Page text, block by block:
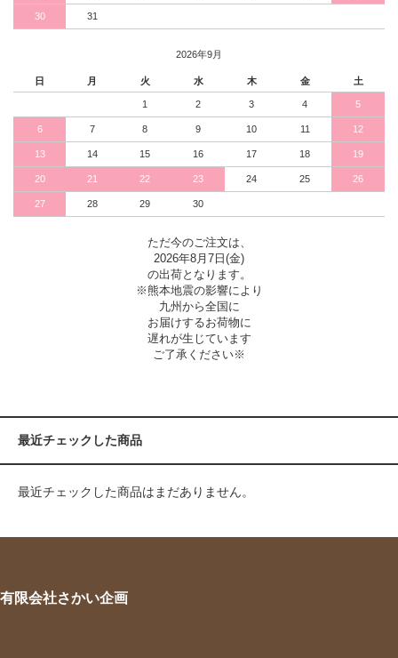
30 31
2026年9月
日 月 火 水 木 金 土
1 2 3 4 5
6 7 8 9 10 11 12
13 14 15 16 17 18 19
20 21 22 23 24 25 26
27 28 29 30
ただ今のご注文は、
2026年8月7日(金)
の出荷となります。
※熊本地震の影響により
九州から全国に
お届けするお荷物に
遅れが生じています
ご了承ください※
最近チェックした商品
最近チェックした商品はまだありません。
有限会社さかい企画